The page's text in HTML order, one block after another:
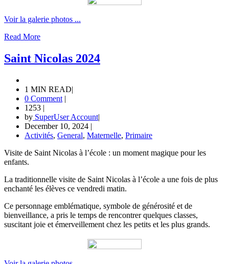
Voir la galerie photos ...
Read More
Saint Nicolas 2024
1 MIN READ|
0 Comment |
1253 |
by SuperUser Account|
December 10, 2024 |
Activités, General, Maternelle, Primaire
Visite de Saint Nicolas à l’école : un moment magique pour les
enfants.
La traditionnelle visite de Saint Nicolas à l’école a une fois de plus
enchanté les élèves ce vendredi matin.
Ce personnage emblématique, symbole de générosité et de
bienveillance, a pris le temps de rencontrer quelques classes,
suscitant joie et émerveillement chez les petits et les plus grands.